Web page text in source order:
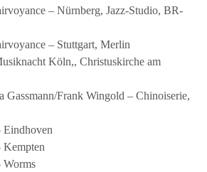
– Nürnberg, Jazz-Studio, BR-
– Stuttgart, Merlin
Köln,, Christuskirche am
Gassmann/Frank Wingold – Chinoiserie,
Eindhoven
Kempten
Worms